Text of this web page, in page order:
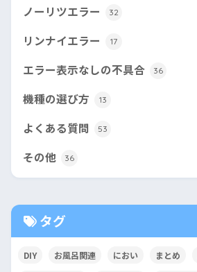
ノーリツエラー 32
リンナイエラー 17
エラー表示なしの不具合 36
機種の選び方 13
よくある質問 53
その他 36
タグ
DIY お風呂関連 におい まとめ